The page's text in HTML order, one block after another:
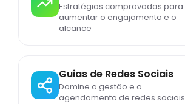
Estratégias comprovadas para
aumentar o engajamento e o
alcance
Guias de Redes Sociais
Domine a gestão e o
agendamento de redes sociais